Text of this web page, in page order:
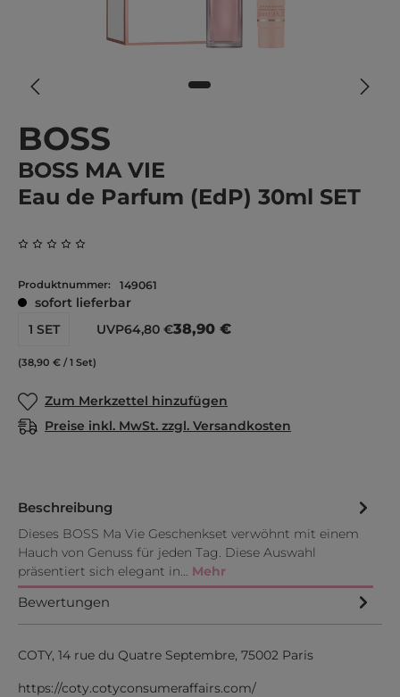
BOSS
BOSS MA VIE
Eau de Parfum (EdP) 30ml SET
Produktnummer: 149061
sofort lieferbar
1 SET
(38,90 € / 1 Set)
UVP64,80 €38,90 €
Zum Merkzettel hinzufügen
Preise inkl. MwSt. zzgl. Versandkosten
Beschreibung
Dieses BOSS Ma Vie Geschenkset verwöhnt mit einem
Hauch von Genuss für jeden Tag. Diese Auswahl
präsentiert sich elegant in… Mehr
Bewertungen
COTY, 14 rue du Quatre Septembre, 75002 Paris
https://coty.cotyconsumeraffairs.com/